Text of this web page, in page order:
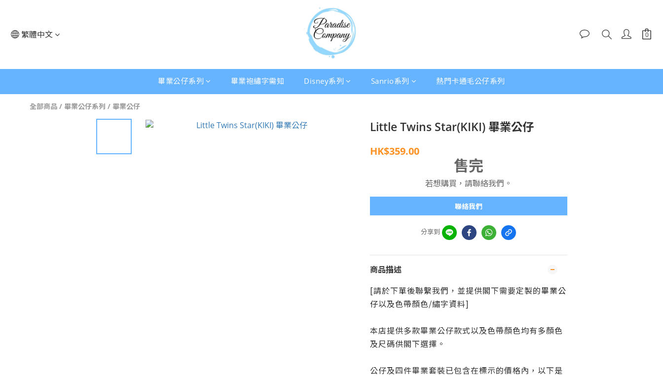
繁體中文
畢業公仔系列 畢業袍繡字需知 Disney系列 Sanrio系列 熱門卡通毛公仔系列
全部商品 / 畢業公仔系列 / 畢業公仔
Little Twins Star(KIKI) 畢業公仔
HK$359.00
售完
若想購買，請聯絡我們。
聯絡我們
分享到
商品描述
[請於下單後聯繫我們，並提供閣下需要定製的畢業公
仔以及色帶顏色/繡字資料]
本店提供多款畢業公仔款式以及色帶顏色均有多顏色
及尺碼供閣下選擇。
公仔及四件畢業套裝已包含在標示的價格內，以下是